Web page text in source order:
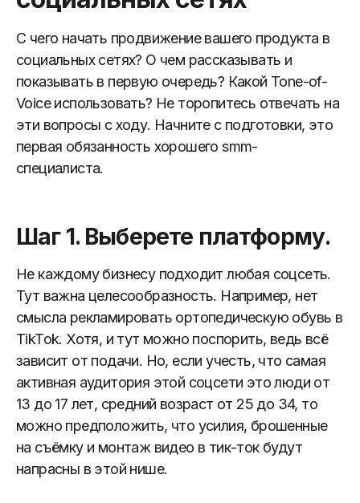
С чего начать продвижение вашего продукта в
социальных сетях? О чем рассказывать и
показывать в первую очередь? Какой Tone-of-
Voice использовать? Не торопитесь отвечать на
эти вопросы с ходу. Начните с подготовки, это
первая обязанность хорошего smm-
специалиста.
Шаг 1. Выберете платформу.
Не каждому бизнесу подходит любая соцсеть.
Тут важна целесообразность. Например, нет
смысла рекламировать ортопедическую обувь в
TikTok. Хотя, и тут можно поспорить, ведь всё
зависит от подачи. Но, если учесть, что самая
активная аудитория этой соцсети это люди от
13 до 17 лет, средний возраст от 25 до 34, то
можно предположить, что усилия, брошенные
на съёмку и монтаж видео в тик-ток будут
напрасны в этой нише.